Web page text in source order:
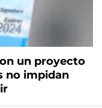
un proyecto
no impidan